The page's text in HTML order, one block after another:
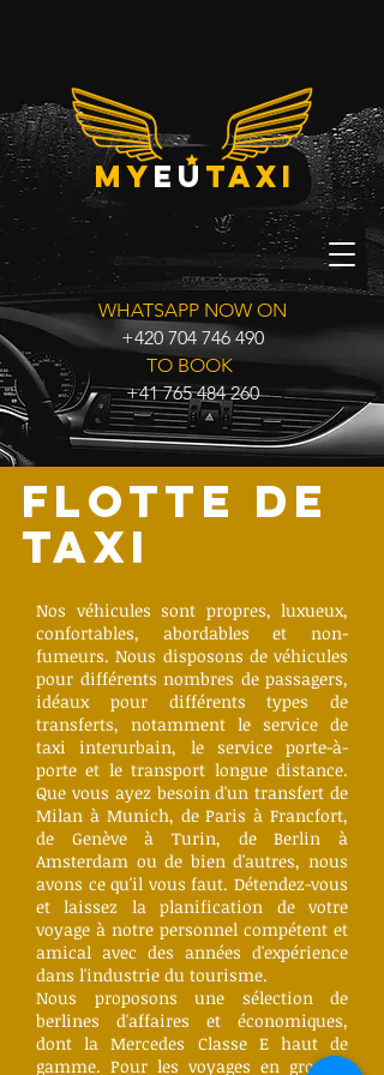
myeu taxi
WHATSAPP NOW ON
+420 704 746 490
TO BOOK
+41 765 484 260
Flotte de
TAXI
Nos véhicules sont propres, luxueux,
confortables, abordables et non-
fumeurs. Nous disposons de véhicules
pour différents nombres de passagers,
idéaux pour différents types de
transferts, notamment le service de
taxi interurbain, le service porte-à-
porte et le transport longue distance.
Que vous ayez besoin d'un transfert de
Milan à Munich, de Paris à Francfort,
de Genève à Turin, de Berlin à
Amsterdam ou de bien d'autres, nous
avons ce qu'il vous faut. Détendez-vous
et laissez la planification de votre
voyage à notre personnel compétent et
amical avec des années d'expérience
dans l'industrie du tourisme.
Nous proposons une sélection de
berlines d'affaires et économiques,
dont la Mercedes Classe E haut de
gamme. Pour les voyages en groupe,